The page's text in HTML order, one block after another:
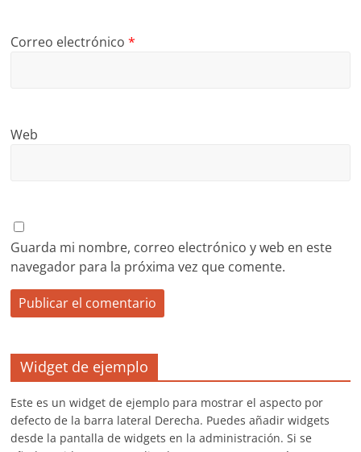
Correo electrónico*
Web
Guarda mi nombre, correo electrónico y web en este
navegador para la próxima vez que comente.
Widget de ejemplo
Este es un widget de ejemplo para mostrar el aspecto por
defecto de la barra lateral Derecha. Puedes añadir widgets
desde la pantalla de widgets en la administración. Si se